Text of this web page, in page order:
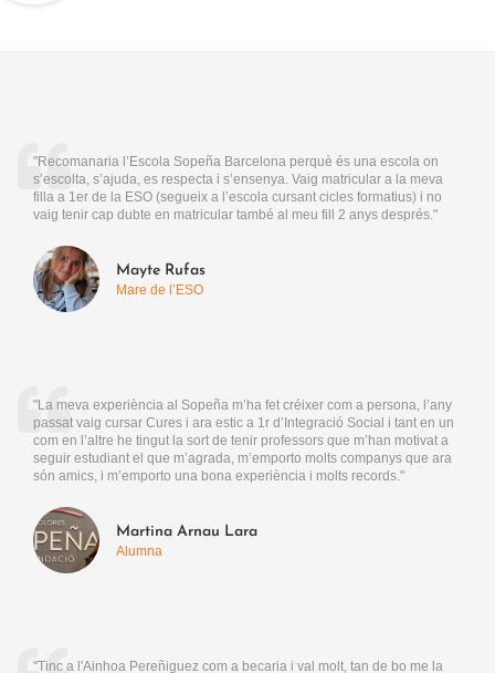
"Recomanaria l’Escola Sopeña Barcelona perquè és una escola on
s’escolta, s’ajuda, es respecta i s’ensenya. Vaig matricular a la meva
filla a 1er de la ESO (segueix a l’escola cursant cicles formatius) i no
vaig tenir cap dubte en matricular també al meu fill 2 anys després."
Mayte Rufas
Mare de l’ESO
"La meva experiència al Sopeña m’ha fet créixer com a persona, l’any
passat vaig cursar Cures i ara estic a 1r d’Integració Social i tant en un
com en l’altre he tingut la sort de tenir professors que m’han motivat a
seguir estudiant el que m’agrada, m’emporto molts companys que ara
són amics, i m’emporto una bona experiència i molts records."
Martina Arnau Lara
Alumna
"Tinc a l'Ainhoa Pereñiguez com a becaria i val molt, tan de bo me la